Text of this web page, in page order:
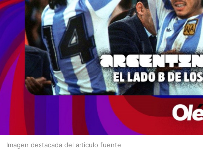
Imagen destacada del articulo fuente